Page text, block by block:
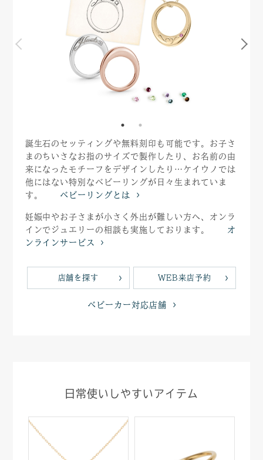
誕生石のセッティングや無料刻印も可能です。お子さ
まのちいさなお指のサイズで製作したり、お名前の由
来になったモチーフをデザインしたり…ケイウノでは
他にはない特別なベビーリングが日々生まれていま
す。 ベビーリングとは
妊娠中やお子さまが小さく外出が難しい方へ、オンラ
インでジュエリーの相談も実施しております。 オ
ンラインサービス
店舗を探す WEB来店予約
ベビーカー対応店舗
日常使いしやすいアイテム